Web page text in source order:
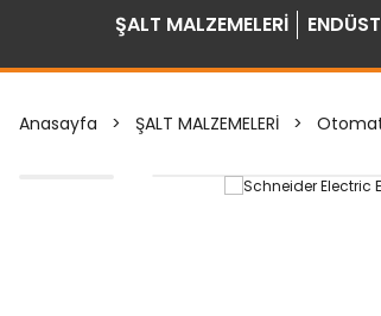
ŞALT MALZEMELERİ
Anasayfa ŞALT MALZEMELERİ